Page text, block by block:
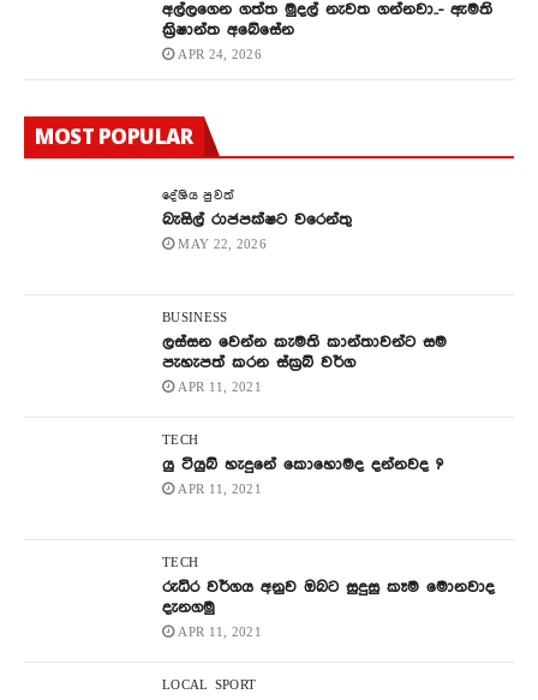
අල්ලගෙන ගත්ත මුදල් නැවත ගන්නවා..- ඇමති
ක්‍රිෂාන්ත අබේසේන
APR 24, 2026
MOST POPULAR
දේශිය පුවත්
බැසිල් රාජපක්ෂට වරෙන්තු
MAY 22, 2026
BUSINESS
ලස්සන වෙන්න කැමති කාන්තාවන්ට සම
පැහැපත් කරන ස්ක්‍රබ් වර්ග
APR 11, 2021
TECH
යු ටියුබ් හැදුනේ කොහොමද දන්නවද ?
APR 11, 2021
TECH
රුධිර වර්ගය අනුව ඔබට සුදුසු කෑම මොනවාද
දැනගමු
APR 11, 2021
LOCAL SPORT